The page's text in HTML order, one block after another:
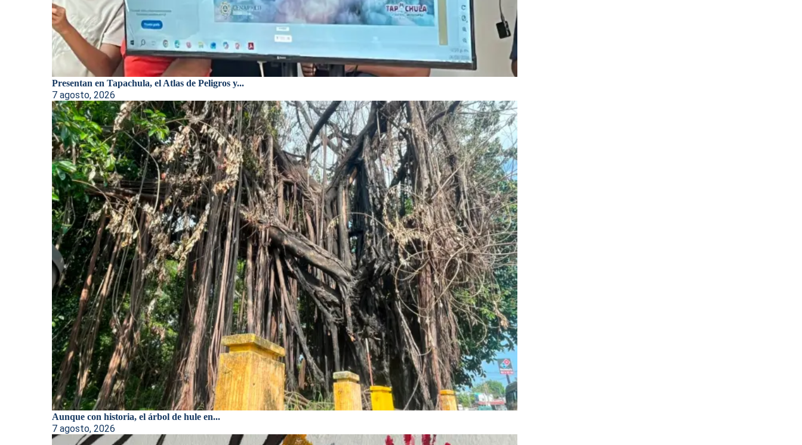
Presentan en Tapachula, el Atlas de Peligros y...
7 agosto, 2026
Aunque con historia, el árbol de hule en...
7 agosto, 2026